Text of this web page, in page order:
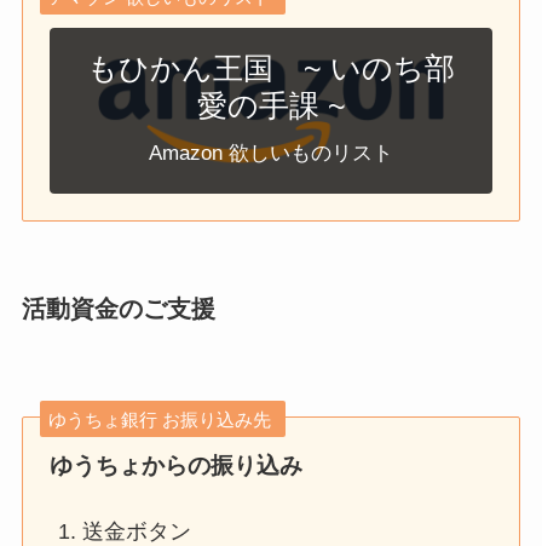
もひかん王国 ~ いのち部
愛の手課 ~
Amazon 欲しいものリスト
活動資金のご支援
ゆうちょ銀行 お振り込み先
ゆうちょからの振り込み
送金ボタン